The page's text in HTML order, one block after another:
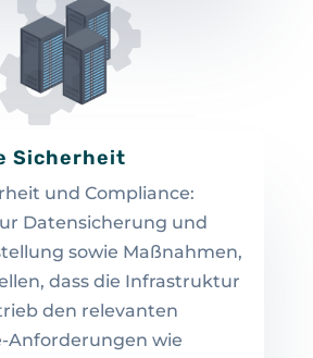
Sicherheit
und Compliance:
Datensicherung und
sowie Maßnahmen,
dass die Infrastruktur
den relevanten
Anforderungen wie